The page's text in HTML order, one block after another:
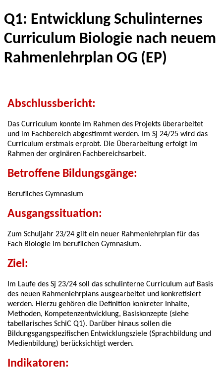
Q1: Entwicklung Schulinternes
Curriculum Biologie nach neuem
Rahmenlehrplan OG (EP)
Abschlussbericht:
Das Curriculum konnte im Rahmen des Projekts überarbeitet
und im Fachbereich abgestimmt werden. Im Sj 24/25 wird das
Curriculum erstmals erprobt. Die Überarbeitung erfolgt im
Rahmen der orginären Fachbereichsarbeit.
Betroffene Bildungsgänge:
Berufliches Gymnasium
Ausgangssituation:
Zum Schuljahr 23/24 gilt ein neuer Rahmenlehrplan für das
Fach Biologie im beruflichen Gymnasium.
Ziel:
Im Laufe des Sj 23/24 soll das schulinterne Curriculum auf Basis
des neuen Rahmenlehrplans ausgearbeitet und konkretisiert
werden. Hierzu gehören die Definition konkreter Inhalte,
Methoden, Kompetenzentwicklung, Basiskonzepte (siehe
tabellarisches SchiC Q1). Darüber hinaus sollen die
Bildungsgangspezifischen Entwicklungsziele (Sprachbildung und
Medienbildung) berücksichtigt werden.
Indikatoren: